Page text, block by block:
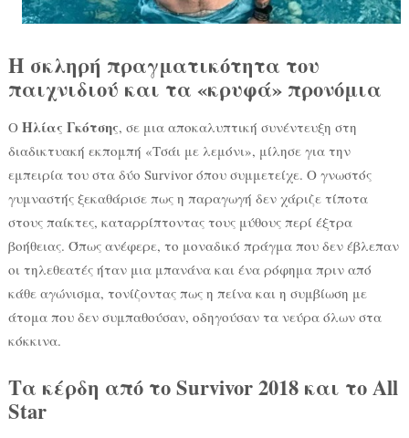
Η σκληρή πραγματικότητα του
παιχνιδιού και τα «κρυφά» προνόμια
Ο Ηλίας Γκότσης, σε μια αποκαλυπτική συνέντευξη στη
διαδικτυακή εκπομπή «Τσάι με λεμόνι», μίλησε για την
εμπειρία του στα δύο Survivor όπου συμμετείχε. Ο γνωστός
γυμναστής ξεκαθάρισε πως η παραγωγή δεν χάριζε τίποτα
στους παίκτες, καταρρίπτοντας τους μύθους περί έξτρα
βοήθειας. Όπως ανέφερε, το μοναδικό πράγμα που δεν έβλεπαν
οι τηλεθεατές ήταν μια μπανάνα και ένα ρόφημα πριν από
κάθε αγώνισμα, τονίζοντας πως η πείνα και η συμβίωση με
άτομα που δεν συμπαθούσαν, οδηγούσαν τα νεύρα όλων στα
κόκκινα.
Τα κέρδη από το Survivor 2018 και το All
Star